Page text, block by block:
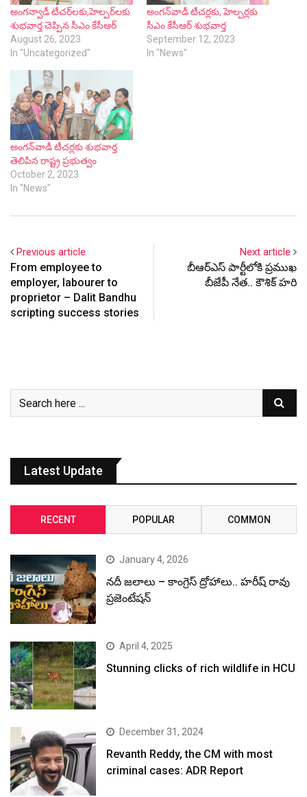
అంగన్వాడీ టీచర్‌లకు,హెల్పర్‌లకు
శుభవార్త చెప్పిన సీఎం కేసీఆర్
August 26, 2023
In "Uncategorized"
అంగన్‌వాడీ టీచర్లకు, హెల్పర్లకు
సీఎం కేసీఆర్ శుభవార్త
September 12, 2023
In "News"
అంగన్‌వాడీ టీచర్లకు శుభవార్త
తెలిపిన రాష్ట్ర ప్రభుత్వం
October 2, 2023
In "News"
Previous article
From employee to
employer, labourer to
proprietor – Dalit Bandhu
scripting success stories
Next article
బీఆర్ఎస్ పార్టీలోకి ప్రముఖ
బీజేపీ నేత.. కౌశిక్ హరి
Latest Update
RECENT POPULAR COMMON
January 4, 2026
నదీ జలాలు – కాంగ్రెస్ ద్రోహాలు.. హరీష్ రావు
ప్రజెంటేషన్
April 4, 2025
Stunning clicks of rich wildlife in HCU
December 31, 2024
Revanth Reddy, the CM with most
criminal cases: ADR Report